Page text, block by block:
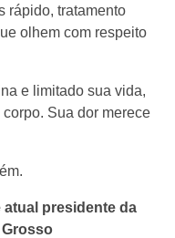
rápido, tratamento
olhem com respeito
e limitado sua vida,
Sua dor merece
atual presidente da